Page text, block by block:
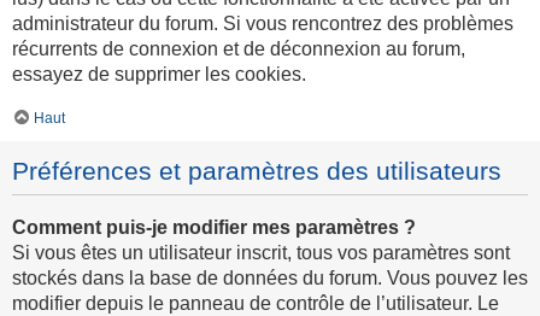
administrateur du forum. Si vous rencontrez des problèmes
récurrents de connexion et de déconnexion au forum,
essayez de supprimer les cookies.
Haut
Préférences et paramètres des utilisateurs
Comment puis-je modifier mes paramètres ?
Si vous êtes un utilisateur inscrit, tous vos paramètres sont
stockés dans la base de données du forum. Vous pouvez les
modifier depuis le panneau de contrôle de l’utilisateur. Le